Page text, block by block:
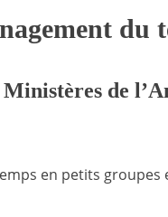
de
en petits